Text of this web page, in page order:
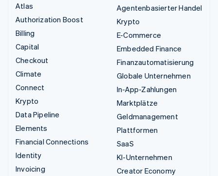
Atlas
Authorization Boost
Billing
Capital
Checkout
Climate
Connect
Krypto
Data Pipeline
Elements
Financial Connections
Identity
Invoicing
Agentenbasierter Handel
Krypto
E-Commerce
Embedded Finance
Finanzautomatisierung
Globale Unternehmen
In-App-Zahlungen
Marktplätze
Geldmanagement
Plattformen
SaaS
KI-Unternehmen
Creator Economy